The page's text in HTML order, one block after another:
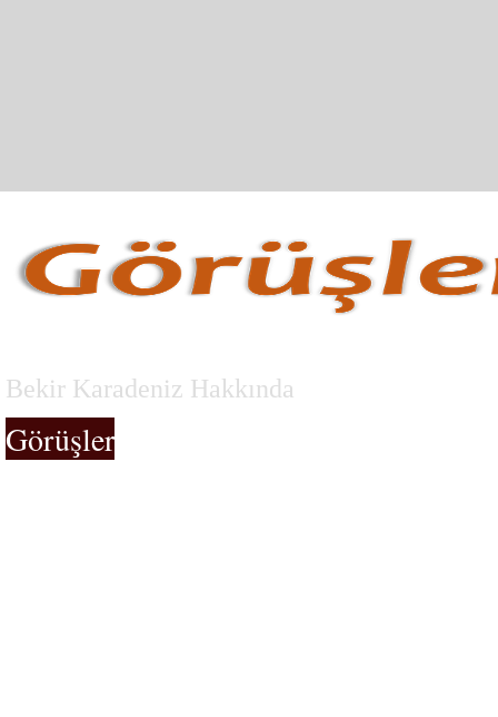
Bekir Karadeniz Hakkında
Görüşler